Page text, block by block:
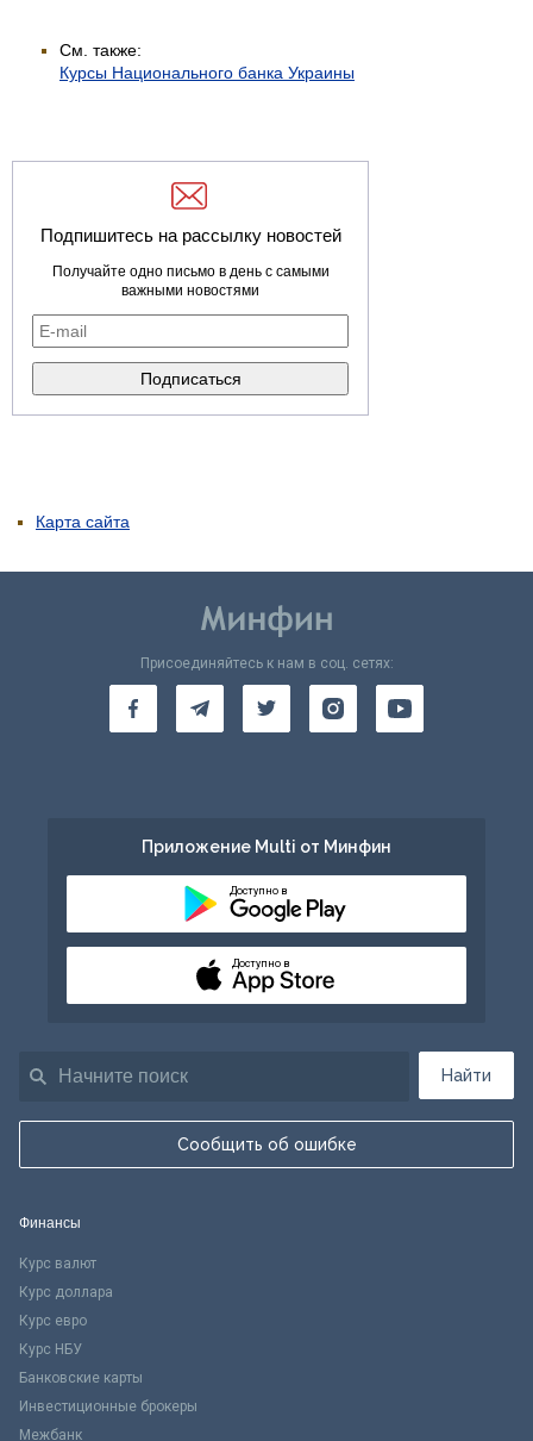
См. также:
Курсы Национального банка Украины
Подпишитесь на рассылку новостей
Получайте одно письмо в день с самыми
важными новостями
Карта сайта
Найти
Сообщить об ошибке
Присоединяйтесь к нам в соц. сетях:
Приложение Multi от Минфин
Доступно в
Доступно в
Финансы
Курс валют
Курс доллара
Курс евро
Курс НБУ
Банковские карты
Инвестиционные брокеры
Межбанк